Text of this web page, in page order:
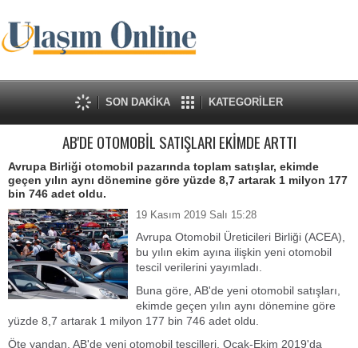
SON DAKİKA KATEGORİLER
AB'DE OTOMOBİL SATIŞLARI EKİMDE ARTTI
Avrupa Birliği otomobil pazarında toplam satışlar, ekimde
geçen yılın aynı dönemine göre yüzde 8,7 artarak 1 milyon 177
bin 746 adet oldu.
19 Kasım 2019 Salı 15:28
Avrupa Otomobil Üreticileri Birliği (ACEA),
bu yılın ekim ayına ilişkin yeni otomobil
tescil verilerini yayımladı.
Buna göre, AB'de yeni otomobil satışları,
ekimde geçen yılın aynı dönemine göre
yüzde 8,7 artarak 1 milyon 177 bin 746 adet oldu.
Öte yandan, AB'de yeni otomobil tescilleri, Ocak-Ekim 2019'da